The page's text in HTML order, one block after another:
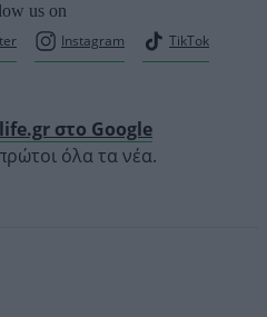
us on
Instagram TikTok
στο Google
όλα τα νέα.